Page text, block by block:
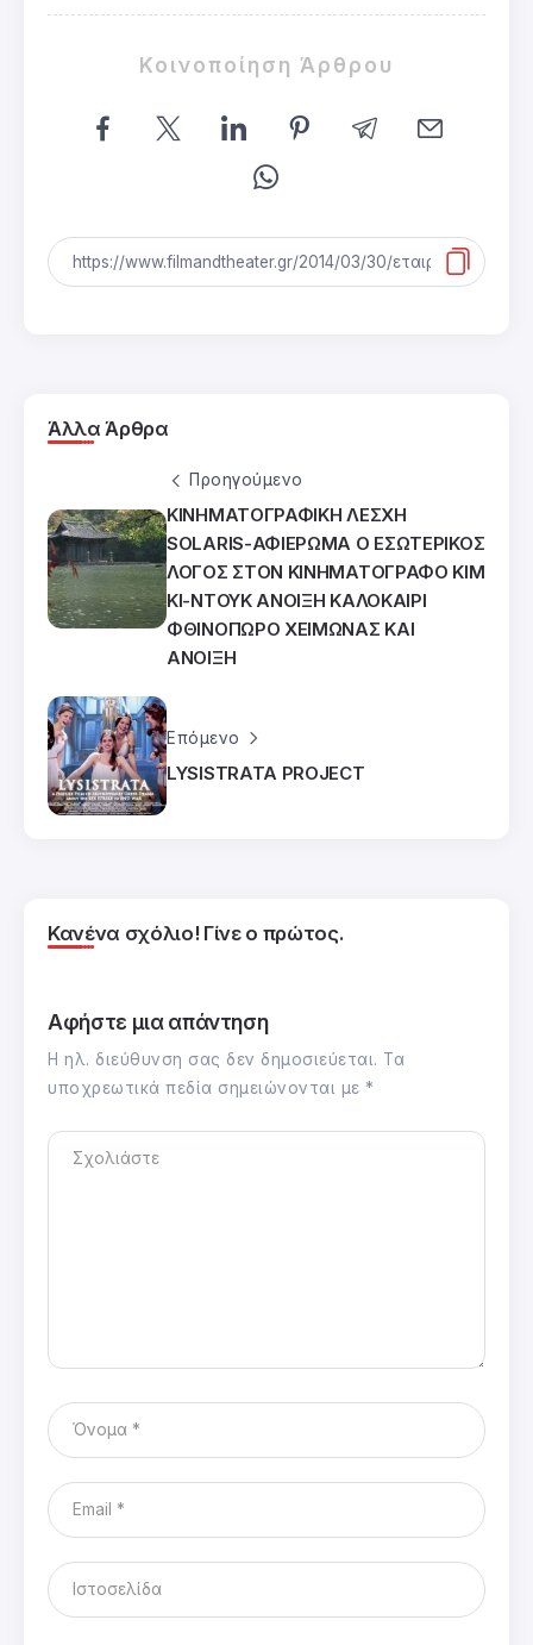
Κοινοποίηση Άρθρου
Άλλα Άρθρα
Προηγούμενο
ΚΙΝΗΜΑΤΟΓΡΑΦΙΚΗ ΛΕΣΧΗ
SOLARIS-ΑΦΙΕΡΩΜΑ Ο ΕΣΩΤΕΡΙΚΟΣ
ΛΟΓΟΣ ΣΤΟΝ ΚΙΝΗΜΑΤΟΓΡΑΦΟ ΚΙΜ
ΚΙ-ΝΤΟΥΚ ΑΝΟΙΞΗ ΚΑΛΟΚΑΙΡΙ
ΦΘΙΝΟΠΩΡΟ ΧΕΙΜΩΝΑΣ ΚΑΙ
ΑΝΟΙΞΗ
Επόμενο
LYSISTRATA PROJECT
Κανένα σχόλιο! Γίνε ο πρώτος.
Αφήστε μια απάντηση
Η ηλ. διεύθυνση σας δεν δημοσιεύεται. Τα
υποχρεωτικά πεδία σημειώνονται με *